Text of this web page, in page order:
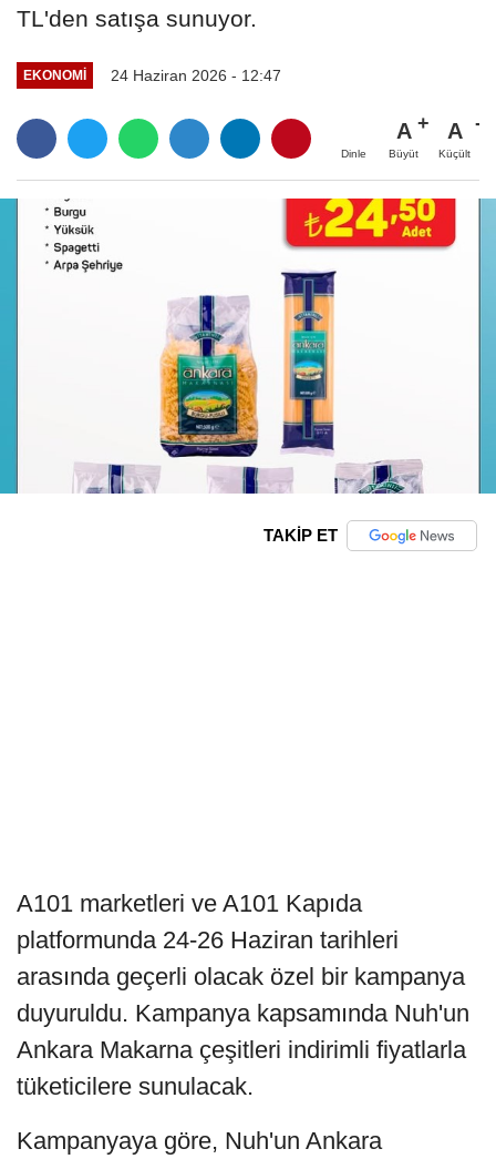
TL'den satışa sunuyor.
EKONOMI 24 Haziran 2026 - 12:47
Dinle
A
Büyüt
A
Küçült
TAKİP ET
A101 marketleri ve A101 Kapıda
platformunda 24-26 Haziran tarihleri
arasında geçerli olacak özel bir kampanya
duyuruldu. Kampanya kapsamında Nuh'un
Ankara Makarna çeşitleri indirimli fiyatlarla
tüketicilere sunulacak.
Kampanyaya göre, Nuh'un Ankara